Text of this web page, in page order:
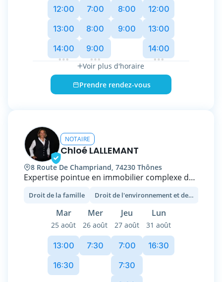
écoute, sa pédagogie et son
professionnalisme, il accompagne ses clients
avec rigueur et clarté à chaque étape de leurs
démarches.
Installé au cœur du centre historique, son
étude bénéficie d’une solide réputation
auprès des Chambériens, notamment pour
l’achat et la vente immobilière.
Son expertise et son implication en font un
12:00
13:00
14:00
7:00
8:00
9:00
8:00
9:00
12:00
13:00
14:00
Voir plus d'horaire
Prendre rendez-vous
NOTAIRE
Chloé LALLEMANT
8 Route De Champriand, 74230 Thônes
Expertise pointue en immobilier complexe de
associée à Thônes (Haute-Savoie), vous
propose 25 ans d'expérience et un
accompagnement sur mesure.
entrepreneuriaux méritent une expertise
fiable et un accompagnement personnalisé,
Chloé LALLEMANT, vous écoute et vous
conseille.
Droit de la famille Droit de l'environnement et de l'urbanisme
Mar Mer Jeu Lun
25 août 26 août 27 août 31 août
13:00
16:30
7:30
7:00
7:30
16:30